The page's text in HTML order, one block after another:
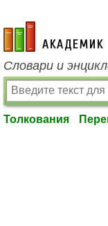
academic.ru
Словари и
Толкования